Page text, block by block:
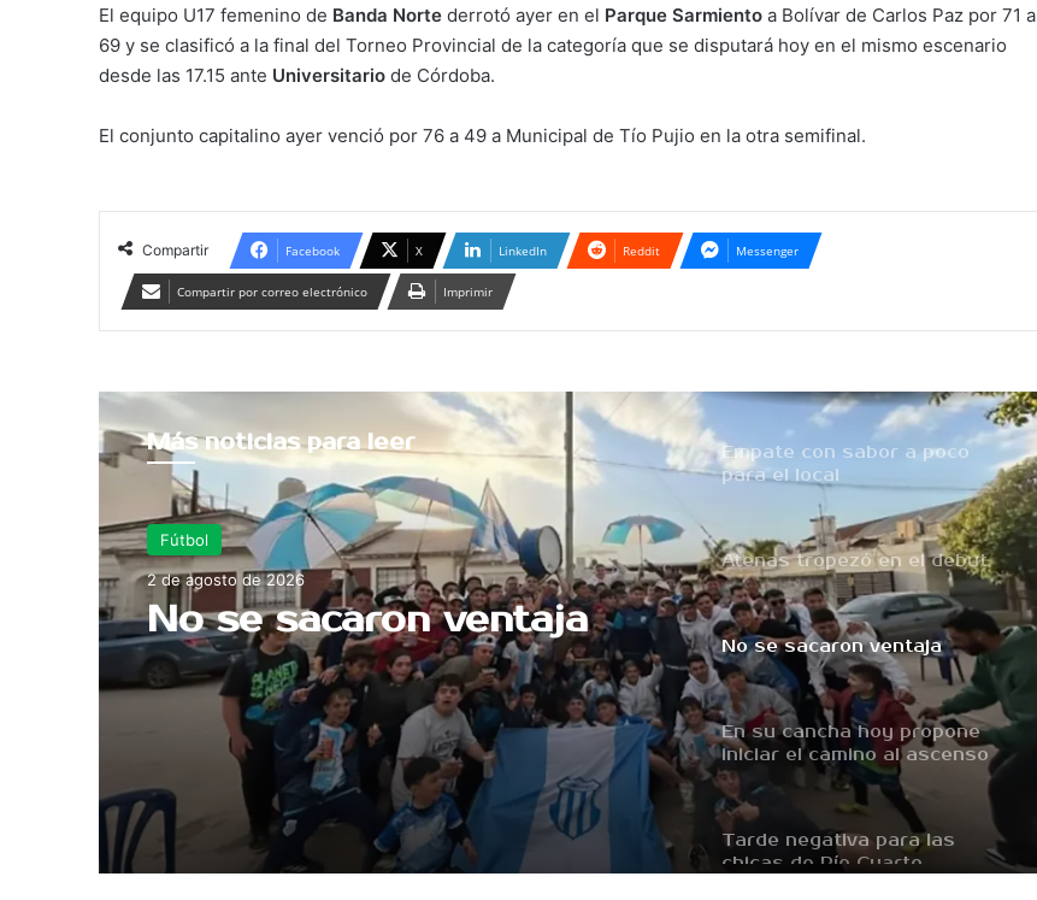
El equipo U17 femenino de Banda Norte derrotó ayer en el Parque Sarmiento a Bolívar de Carlos Paz por 71 a
69 y se clasificó a la final del Torneo Provincial de la categoría que se disputará hoy en el mismo escenario
desde las 17.15 ante Universitario de Córdoba.
El conjunto capitalino ayer venció por 76 a 49 a Municipal de Tío Pujio en la otra semifinal.
Compartir Facebook X LinkedIn Reddit Messenger
Compartir por correo electrónico Imprimir
Más noticias para leer
Fútbol
2 de agosto de 2026
No se sacaron ventaja
No se sacaron ventaja
En su cancha hoy propone
iniciar el camino al ascenso
Empate con sabor a poco
para el local
Atenas tropezó en el debut
No se sacaron ventaja
En su cancha hoy propone
iniciar el camino al ascenso
Tarde negativa para las
chicas de Río Cuarto